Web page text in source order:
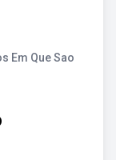
Em Que Sao